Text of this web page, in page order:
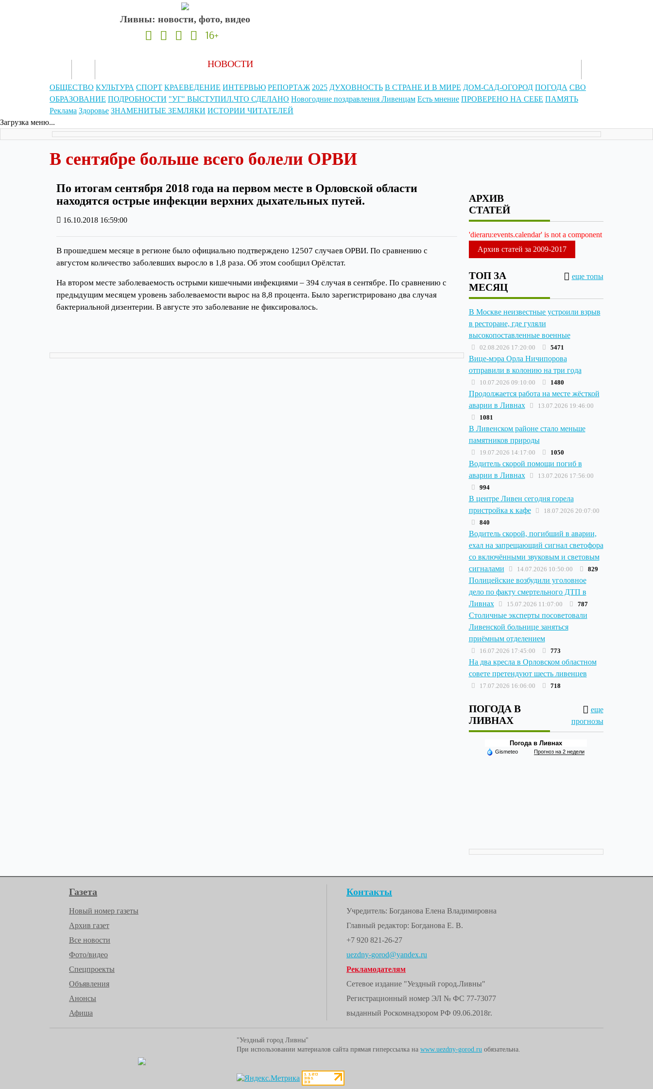
Ливны: новости, фото, видео
16+
НОВОСТИ
ОБЩЕСТВО КУЛЬТУРА СПОРТ КРАЕВЕДЕНИЕ ИНТЕРВЬЮ РЕПОРТАЖ 2025 ДУХОВНОСТЬ В СТРАНЕ И В МИРЕ ДОМ-САД-ОГОРОД ПОГОДА СВО
ОБРАЗОВАНИЕ ПОДРОБНОСТИ "УГ" ВЫСТУПИЛ.ЧТО СДЕЛАНО Новогодние поздравления Ливенцам Есть мнение ПРОВЕРЕНО НА СЕБЕ ПАМЯТЬ
Реклама Здоровье ЗНАМЕНИТЫЕ ЗЕМЛЯКИ ИСТОРИИ ЧИТАТЕЛЕЙ
Загрузка меню...
В сентябре больше всего болели ОРВИ
По итогам сентября 2018 года на первом месте в Орловской области
находятся острые инфекции верхних дыхательных путей.
16.10.2018 16:59:00
В прошедшем месяце в регионе было официально подтверждено 12507 случаев ОРВИ. По сравнению с
августом количество заболевших выросло в 1,8 раза. Об этом сообщил Орёлстат.
На втором месте заболеваемость острыми кишечными инфекциями – 394 случая в сентябре. По сравнению с
предыдущим месяцем уровень заболеваемости вырос на 8,8 процента. Было зарегистрировано два случая
бактериальной дизентерии. В августе это заболевание не фиксировалось.
АРХИВ
СТАТЕЙ
'dieraru:events.calendar' is not a component
Архив статей за 2009-2017
ТОП ЗА
МЕСЯЦ
еще топы
В Москве неизвестные устроили взрыв
в ресторане, где гуляли
высокопоставленные военные
02.08.2026 17:20:00 5471
Вице-мэра Орла Ничипорова
отправили в колонию на три года
10.07.2026 09:10:00 1480
Продолжается работа на месте жёсткой
аварии в Ливнах
13.07.2026 19:46:00
1081
В Ливенском районе стало меньше
памятников природы
19.07.2026 14:17:00 1050
Водитель скорой помощи погиб в
аварии в Ливнах
13.07.2026 17:56:00
994
В центре Ливен сегодня горела
пристройка к кафе
18.07.2026 20:07:00
840
Водитель скорой, погибший в аварии,
ехал на запрещающий сигнал светофора
со включёнными звуковым и световым
сигналами
14.07.2026 10:50:00 829
Полицейские возбудили уголовное
дело по факту смертельного ДТП в
Ливнах
15.07.2026 11:07:00 787
Столичные эксперты посоветовали
Ливенской больнице заняться
приёмным отделением
16.07.2026 17:45:00 773
На два кресла в Орловском областном
совете претендуют шесть ливенцев
17.07.2026 16:06:00 718
ПОГОДА В
ЛИВНАХ
еще
прогнозы
Погода в Ливнах
Gismeteo Прогноз на 2 недели
Газета
Новый номер газеты
Архив газет
Все новости
Фото/видео
Спецпроекты
Объявления
Анонсы
Афиша
Контакты
Учредитель: Богданова Елена Владимировна
Главный редактор: Богданова Е. В.
+7 920 821-26-27
uezdny-gorod@yandex.ru
Рекламодателям
Сетевое издание "Уездный город.Ливны"
Регистрационный номер ЭЛ № ФС 77-73077
выданный Роскомнадзором РФ 09.06.2018г.
"Уездный город Ливны"
При использовании материалов сайта прямая гиперссылка на www.uezdny-gorod.ru обязательна.